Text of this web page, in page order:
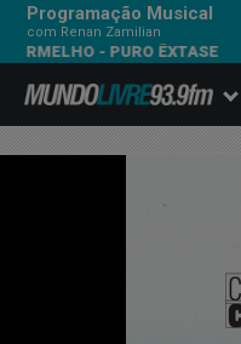
Programação Musical
com Renan Zamilian
- PURO ÊXTASE